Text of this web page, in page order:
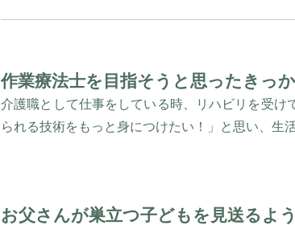
作業療法士を目指そうと思ったきっ
介護職として仕事をしている時、リハビリを受け
られる技術をもっと身につけたい！」と思い、生
お父さんが巣立つ子どもを見送るよ